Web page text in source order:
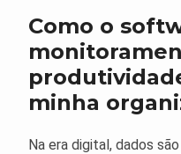
Como o
minha
Na era digital, dados